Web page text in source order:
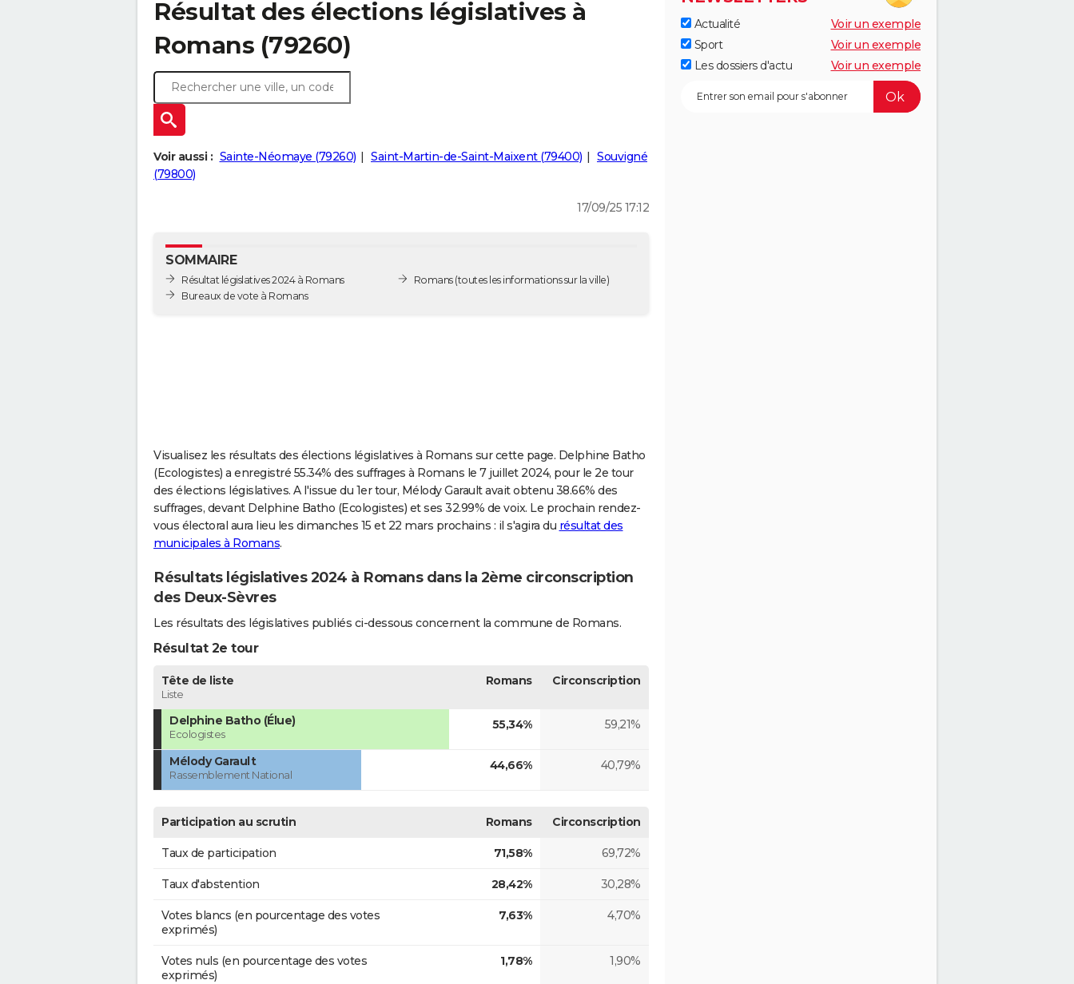
Résultat des élections législatives à
Romans (79260)
Voir aussi : Sainte-Néomaye (79260) Saint-Martin-de-Saint-Maixent (79400)
Souvigné
(79800)
17/09/25 17:12
SOMMAIRE
Résultat législatives 2024 à Romans
Bureaux de vote à Romans
Romans(toutes les informations sur la ville)
Visualisez les résultats des élections législatives à Romans sur cette page. Delphine Batho
(Ecologistes) a enregistré 55.34% des suffrages à Romans le 7 juillet 2024, pour le 2e tour
des élections législatives. A l'issue du 1er tour, Mélody Garault avait obtenu 38.66% des
suffrages, devant Delphine Batho (Ecologistes) et ses 32.99% de voix. Le prochain rendez-
vous électoral aura lieu les dimanches 15 et 22 mars prochains : il s'agira du résultat des
municipales à Romans.
Résultats législatives 2024 à Romans dans la 2ème circonscription
des Deux-Sèvres
Les résultats des législatives publiés ci-dessous concernent la commune de Romans.
Résultat 2e tour
Tête de liste
Liste
Romans Circonscription
Delphine Batho (Élue)
Ecologistes
55,34% 59,21%
Mélody Garault
Rassemblement National
44,66% 40,79%
Participation au scrutin Romans Circonscription
Taux de participation 71,58% 69,72%
Taux d'abstention 28,42% 30,28%
Votes blancs (en pourcentage des votes
exprimés)
7,63% 4,70%
Votes nuls (en pourcentage des votes
exprimés)
1,78% 1,90%
Actualité
Voir un exemple
Sport
Voir un exemple
Les dossiers d'actu
Voir un exemple